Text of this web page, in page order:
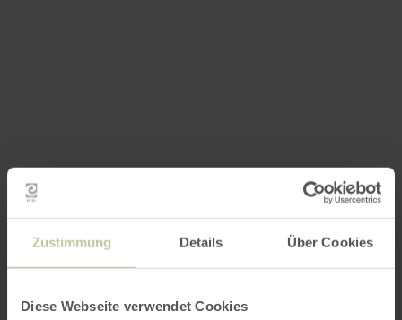
Zustimmung Details Über Cookies
Diese Webseite verwendet Cookies